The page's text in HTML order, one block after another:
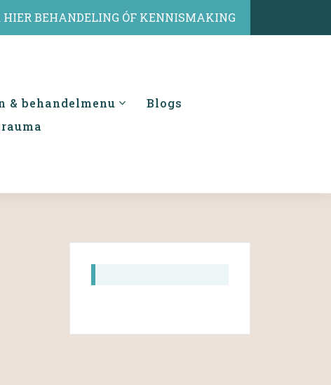
HIER BEHANDELING ÓF KENNISMAKING
& behandelmenu
Blogs